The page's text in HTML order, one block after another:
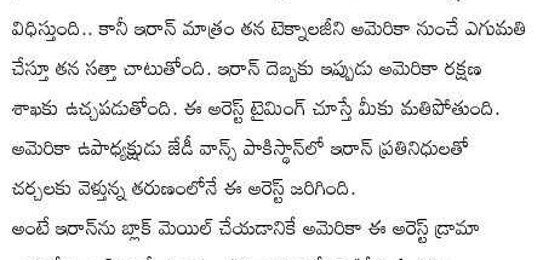
విధిస్తుంది.. కానీ ఇరాన్ మాత్రం తన టెక్నాలజీని అమెరికా నుంచే ఎగుమతి
చేస్తూ తన సత్తా చాటుతోంది. ఇరాన్ దెబ్బకు ఇప్పుడు అమెరికా రక్షణ
శాఖకు ఉచ్చపడుతోంది. ఈ అరెస్ట్ టైమింగ్ చూస్తే మీకు మతిపోతుంది.
అమెరికా ఉపాధ్యక్షుడు జేడీ వాన్స్ పాకిస్థాన్‌లో ఇరాన్ ప్రతినిధులతో
చర్చలకు వెళ్తున్న తరుణంలోనే ఈ అరెస్ట్ జరిగింది.
అంటే ఇరాన్‌ను బ్లాక్ మెయిల్ చేయడానికే అమెరికా ఈ అరెస్ట్ డ్రామా